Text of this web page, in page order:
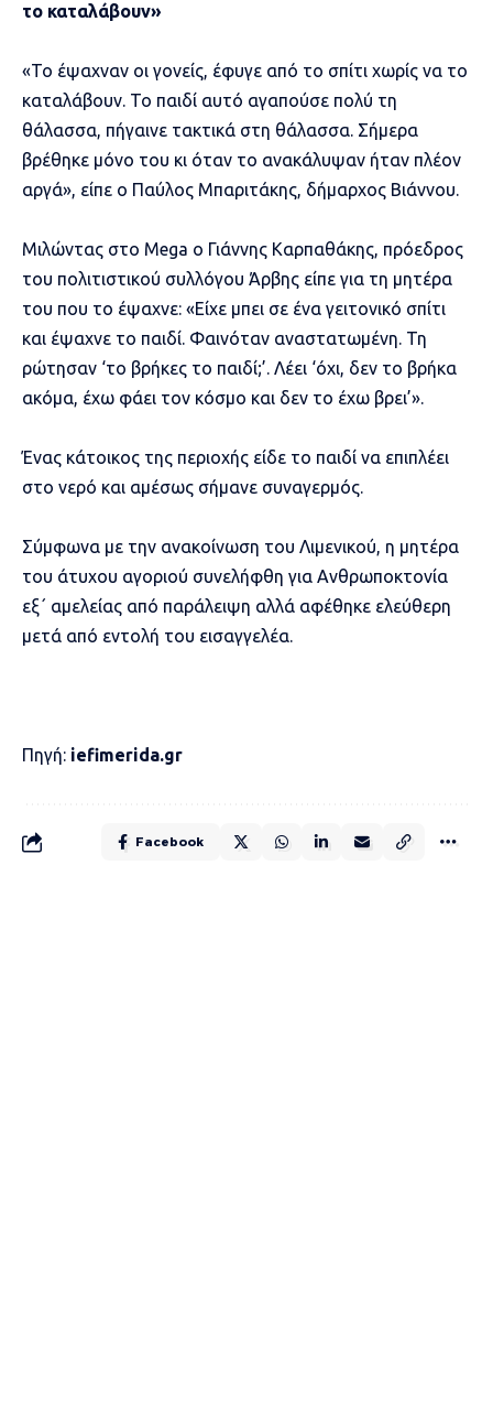
το καταλάβουν»
«Το έψαχναν οι γονείς, έφυγε από το σπίτι χωρίς να το
καταλάβουν. Το παιδί αυτό αγαπούσε πολύ τη
θάλασσα, πήγαινε τακτικά στη θάλασσα. Σήμερα
βρέθηκε μόνο του κι όταν το ανακάλυψαν ήταν πλέον
αργά», είπε ο Παύλος Μπαριτάκης, δήμαρχος Βιάννου.
Μιλώντας στο Mega o Γιάννης Καρπαθάκης, πρόεδρος
του πολιτιστικού συλλόγου Άρβης είπε για τη μητέρα
του που το έψαχνε: «Είχε μπει σε ένα γειτονικό σπίτι
και έψαχνε το παιδί. Φαινόταν αναστατωμένη. Τη
ρώτησαν ‘το βρήκες το παιδί;’. Λέει ‘όχι, δεν το βρήκα
ακόμα, έχω φάει τον κόσμο και δεν το έχω βρει’».
Ένας κάτοικος της περιοχής είδε το παιδί να επιπλέει
στο νερό και αμέσως σήμανε συναγερμός.
Σύμφωνα με την ανακοίνωση του Λιμενικού, η μητέρα
του άτυχου αγοριού συνελήφθη για Ανθρωποκτονία
εξ΄ αμελείας από παράλειψη αλλά αφέθηκε ελεύθερη
μετά από εντολή του εισαγγελέα.
Πηγή: iefimerida.gr
Facebook